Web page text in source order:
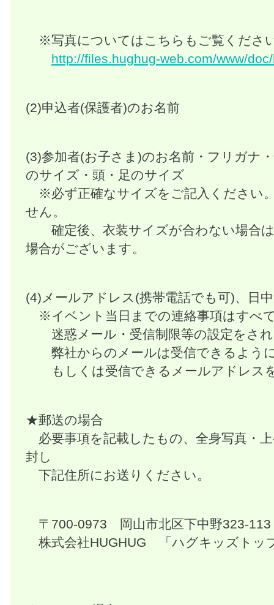
※写真についてはこちらもご覧くださ
http://files.hughug-web.com/www/
(2)申込者(保護者)のお名前
(3)参加者(お子さま)のお名前・フリガナ
のサイズ・頭・足のサイズ
※必ず正確なサイズをご記入ください
せん。
確定後、衣装サイズが合わない場合は
場合がございます。
(4)メールアドレス(携帯電話でも可)、日
※イベント当日までの連絡事項はすべ
迷惑メール・受信制限等の設定をされ
弊社からのメールは受信できるよう
もしくは受信できるメールアドレス
★郵送の場合
必要事項を記載したもの、全身写真・
封し
下記住所にお送りください。
〒700-0973 岡山市北区下中野323-113
株式会社HUGHUG 「ハグキッズトッ